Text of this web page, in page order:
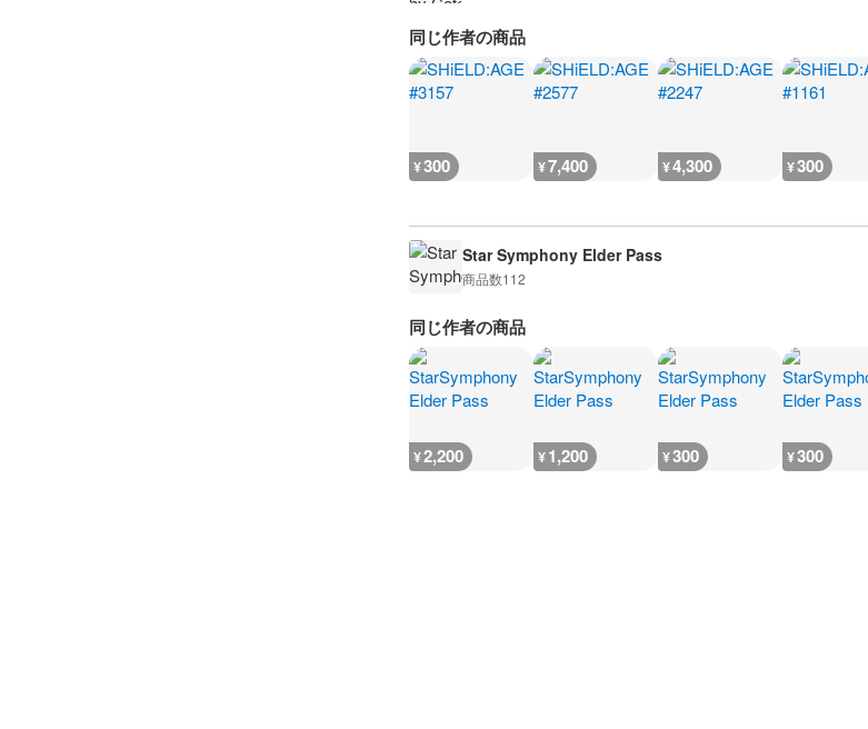
同じ作者の商品
¥300 ¥7,400 ¥4,300 ¥300
Star Symphony Elder Pass
商品数112
同じ作者の商品
¥2,200 ¥1,200 ¥300 ¥300